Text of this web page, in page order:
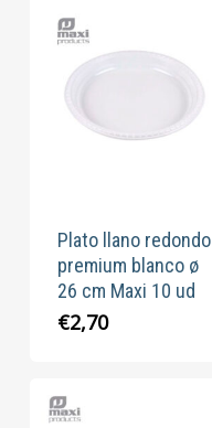
Plato llano redondo
premium blanco ø
26 cm Maxi 10 ud
€2,70